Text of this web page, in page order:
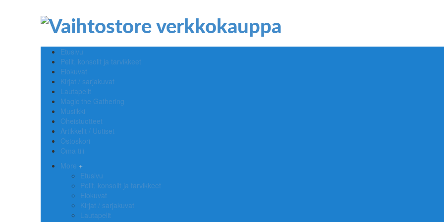
Etusivu
Pelit, konsolit ja tarvikkeet
Elokuvat
Kirjat / sarjakuvat
Lautapelit
Magic the Gathering
Musiikki
Oheistuotteet
Artikkelit / Uutiset
Ostoskori
Oma tili
More
Etusivu
Pelit, konsolit ja tarvikkeet
Elokuvat
Kirjat / sarjakuvat
Lautapelit